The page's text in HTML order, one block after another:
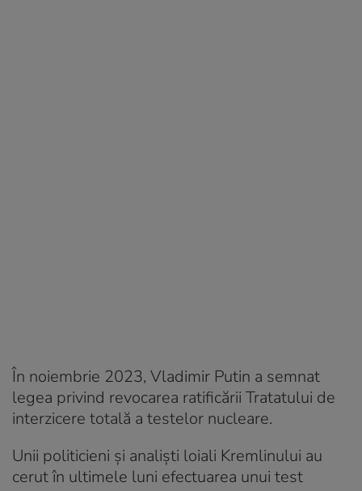
În noiembrie 2023, Vladimir Putin a semnat
legea privind revocarea ratificării Tratatului de
interzicere totală a testelor nucleare.
Unii politicieni şi analiști loiali Kremlinului au
cerut în ultimele luni efectuarea unui test